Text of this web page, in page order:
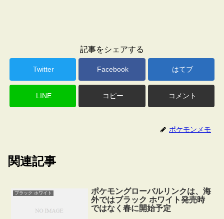
記事をシェアする
Twitter Facebook はてブ
LINE コピー コメント
ポケモンメモ
関連記事
ブラック ホワイト
ポケモングローバルリンクは、海
外ではブラック ホワイト発売時
ではなく春に開始予定